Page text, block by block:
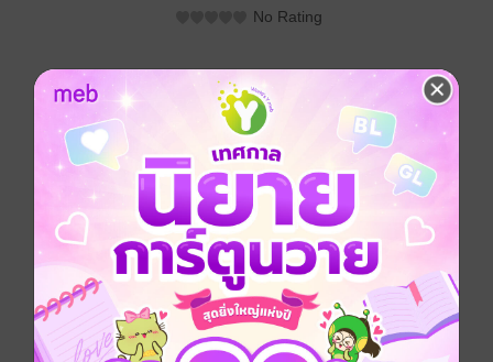
No Rating
อยากได้ ซื้อเป็นของขวัญ ติดตาม แชร์
รวมนิทานธรรม ผู้ใหญ่มาไปสัมมนาเมืองนรก
ปรัชญา ธรรมะ จิตวิทยา พุทธศาสนา
นิทานส่งเสริมความรู้